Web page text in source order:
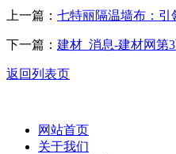
上一篇： 七特丽隔温墙布：引
下一篇： 建材_消息-建材网第
返回列表页
网站首页
关于我们